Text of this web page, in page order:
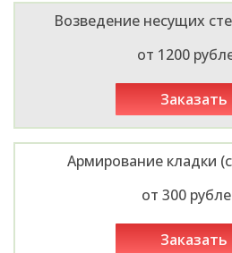
Возведение несущих
от 1200
заказать
Армирование кладки
от 300
заказать